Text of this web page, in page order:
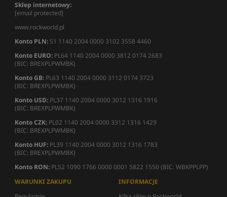
Sklep internetowy:
[email protected]
www.rockworld.pl
Konto PLN: 51 1140 2004 0000 3102 3558 4460
Konto EURO: PL64 1140 2004 0000 3812 0174 2683
(BIC: BREXPLPWMBK)
Konto GB: PL63 1140 2004 0000 3112 0174 3723
(BIC: BREXPLPWMBK)
Konto USD: PL37 1140 2004 0000 3012 1316 1916
(BIC: BREXPLPWMBK)
Konto CZK: PL02 1140 2004 0000 3312 1316 1429
(BIC: BREXPLPWMBK)
Konto HUF: PL39 1140 2004 0000 3012 1316 1783
(BIC: BREXPLPWMBK)
Konto RON: PL52 1090 1766 0000 0001 5822 1550 (BIC: WBKPPLPP)
WARUNKI ZAKUPU
INFORMACJE